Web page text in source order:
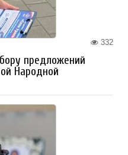
332
предложений
Народной